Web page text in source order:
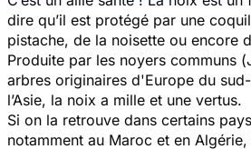
dire qu’il est protégé par une
pistache, de la noisette ou encore
Produite par les noyers communs (
arbres originaires d'Europe du
l’Asie, la noix a mille et une vertus.
Si on la retrouve dans certains
notamment au Maroc et en Algérie,